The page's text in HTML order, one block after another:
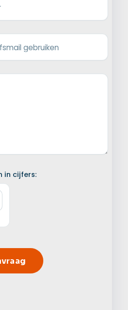
gebruiken
in cijfers: